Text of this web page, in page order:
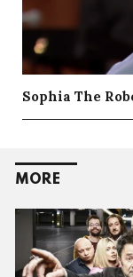
Sophia The
MORE